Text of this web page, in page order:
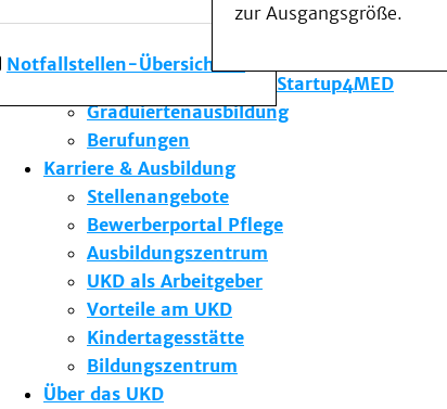
Notfallstellen-Übersicht
zur Ausgangsgröße.
Forschung am UKD
Studium & Lehre
Gründungsförderung Startup4MED
Graduiertenausbildung
Berufungen
Karriere & Ausbildung
Stellenangebote
Bewerberportal Pflege
Ausbildungszentrum
UKD als Arbeitgeber
Vorteile am UKD
Kindertagesstätte
Bildungszentrum
Über das UKD